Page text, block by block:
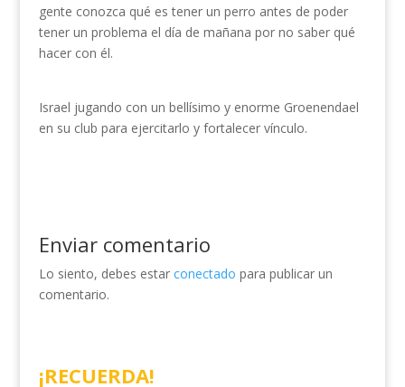
gente conozca qué es tener un perro antes de poder
tener un problema el día de mañana por no saber qué
hacer con él.
Israel jugando con un bellísimo y enorme Groenendael
en su club para ejercitarlo y fortalecer vínculo.
Enviar comentario
Lo siento, debes estar conectado para publicar un
comentario.
¡RECUERDA!